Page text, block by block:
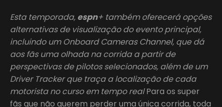
Esta temporada, espn+ também oferecerá opções
alternativas de visualização do evento principal,
incluindo um Onboard Cameras Channel, que dá
aos fãs uma olhada na corrida a partir de
perspectivas de pilotos selecionados, além de um
Driver Tracker que traça a localização de cada
motorista no curso em tempo realPara os super
fãs que não querem perder uma única corrida, toda